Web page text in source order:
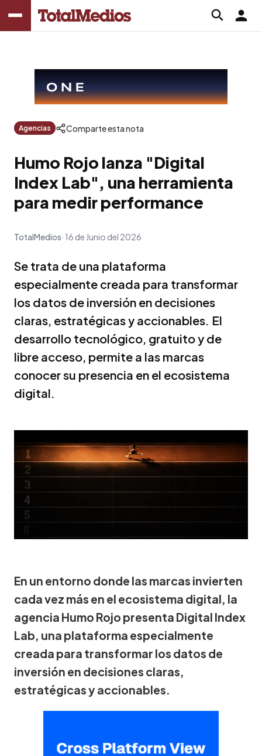
Agencias Comparte esta nota
Humo Rojo lanza "Digital
Index Lab", una herramienta
para medir performance
TotalMedios 16 de Junio del 2026
Se trata de una plataforma
especialmente creada para transformar
los datos de inversión en decisiones
claras, estratégicas y accionables. El
desarrollo tecnológico, gratuito y de
libre acceso, permite a las marcas
conocer su presencia en el ecosistema
digital.
En un entorno donde las marcas invierten
cada vez más en el ecosistema digital, la
agencia Humo Rojo presenta Digital Index
Lab, una plataforma especialmente
creada para transformar los datos de
inversión en decisiones claras,
estratégicas y accionables.